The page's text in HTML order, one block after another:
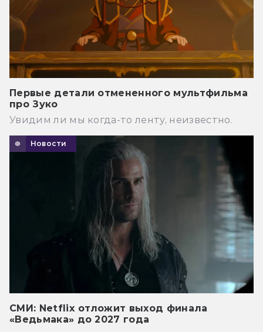
Первые детали отмененного мультфильма
про Зуко
Увидим ли мы когда-то ленту, неизвестно.
Новости
СМИ: Netflix отложит выход финала
«Ведьмака» до 2027 года